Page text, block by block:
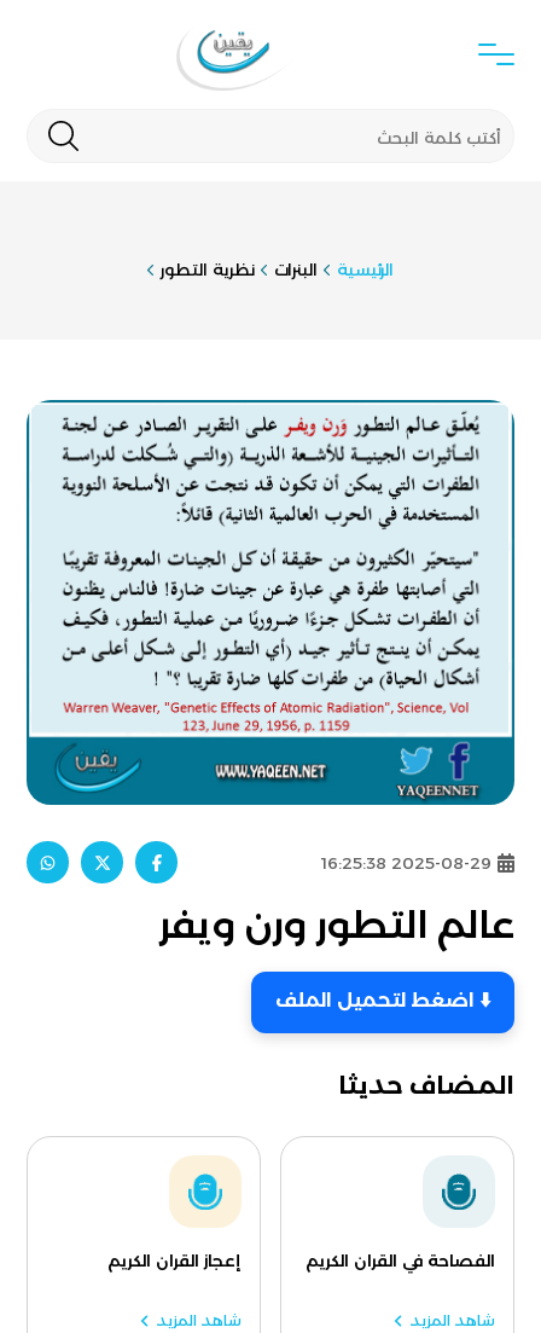
الرئيسية البنرات نظرية التطور
2025-08-29 16:25:38
عالم التطور ورن ويفر
⬇️ اضغط لتحميل الملف
المضاف حديثا
الفصاحة في القران الكريم
شاهد المزيد
إعجاز القران الكريم
شاهد المزيد